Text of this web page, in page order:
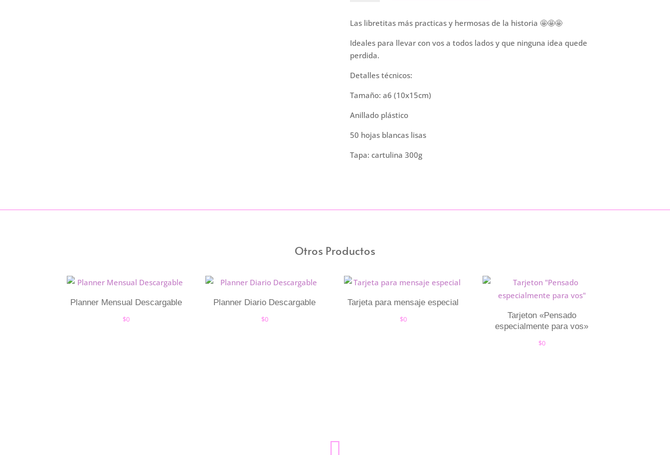
cantidad
Las libretitas más practicas y hermosas de la historia 🤩🤩🤩
Ideales para llevar con vos a todos lados y que ninguna idea quede
perdida.
Detalles técnicos:
Tamaño: a6 (10x15cm)
Anillado plástico
50 hojas blancas lisas
Tapa: cartulina 300g
Otros Productos
Planner Mensual Descargable
$0
Planner Diario Descargable
$0
Tarjeta para mensaje especial
$0
Tarjeton «Pensado
especialmente para vos»
$0
